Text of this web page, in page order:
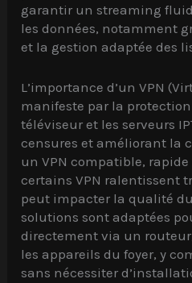
garantir un streaming
les données, notamment
et la gestion adaptée des
L’importance d’un VPN
manifeste par la
téléviseur et les serveurs
censures et améliorant la
un VPN compatible,
certains VPN ralentissent
peut impacter la qualité
solutions sont adaptées
directement via un
les appareils du foyer, y
sans nécessiter